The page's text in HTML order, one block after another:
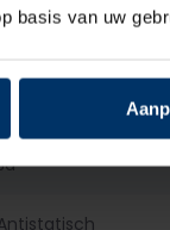
basis van uw